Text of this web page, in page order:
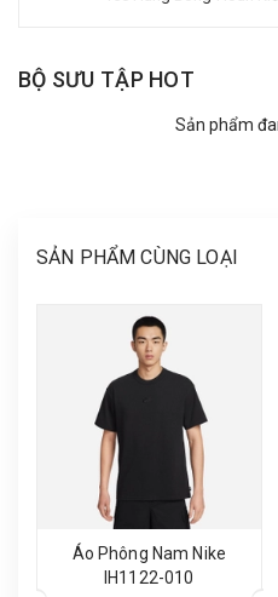
BỘ SƯU TẬP HOT
Sản phẩm
SẢN PHẨM CÙNG LOẠI
Áo Phông Nam Nike
IH1122-010